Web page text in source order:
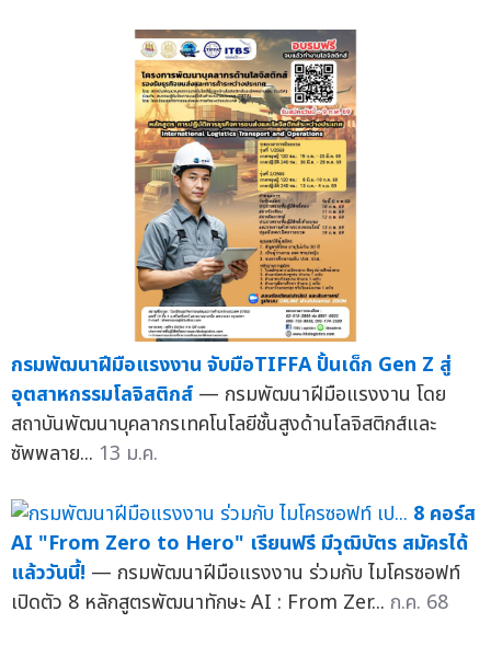
กรมพัฒนาฝีมือแรงงาน จับมือTIFFA ปั้นเด็ก Gen Z สู่
อุตสาหกรรมโลจิสติกส์ — กรมพัฒนาฝีมือแรงงาน โดย
สถาบันพัฒนาบุคลากรเทคโนโลยีชั้นสูงด้านโลจิสติกส์และ
ซัพพลาย... 13 ม.ค.
8 คอร์ส
AI "From Zero to Hero" เรียนฟรี มีวุฒิบัตร สมัครได้
แล้ววันนี้! — กรมพัฒนาฝีมือแรงงาน ร่วมกับ ไมโครซอฟท์
เปิดตัว 8 หลักสูตรพัฒนาทักษะ AI : From Zer... ก.ค. 68